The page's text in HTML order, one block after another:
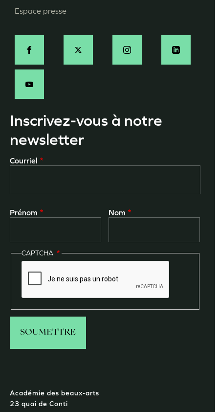
Espace presse
Social
Inscrivez-vous à notre
newsletter
Courriel
Prénom Nom
CAPTCHA
Académie des beaux-arts
23 quai de Conti